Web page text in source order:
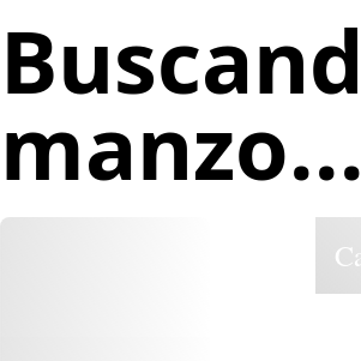
manzo...